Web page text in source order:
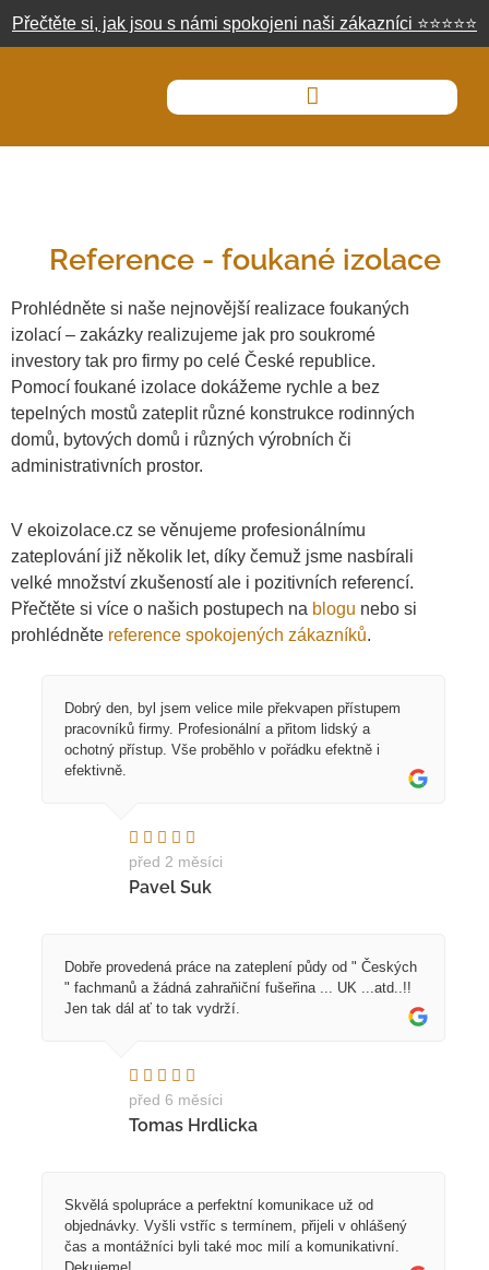
Přečtěte si, jak jsou s námi spokojeni naši zákazníci ⭐⭐⭐⭐⭐
Reference - foukané izolace
Prohlédněte si naše nejnovější realizace foukaných
izolací – zakázky realizujeme jak pro soukromé
investory tak pro firmy po celé České republice.
Pomocí foukané izolace dokážeme rychle a bez
tepelných mostů zateplit různé konstrukce rodinných
domů, bytových domů i různých výrobních či
administrativních prostor.
V ekoizolace.cz se věnujeme profesionálnímu
zateplování již několik let, díky čemuž jsme nasbírali
velké množství zkušeností ale i pozitivních referencí.
Přečtěte si více o našich postupech na blogu nebo si
prohlédněte reference spokojených zákazníků.
Dobrý den, byl jsem velice mile překvapen přístupem
pracovníků firmy. Profesionální a přitom lidský a
ochotný přístup. Vše proběhlo v pořádku efektně i
efektivně.
před 2 měsíci
Pavel Suk
Dobře provedená práce na zateplení půdy od " Českých
" fachmanů a žádná zahraňiční fušeřina ... UK ...atd..!!
Jen tak dál ať to tak vydrží.
před 6 měsíci
Tomas Hrdlicka
Skvělá spolupráce a perfektní komunikace už od
objednávky. Vyšli vstříc s termínem, přijeli v ohlášený
čas a montážníci byli také moc milí a komunikativní.